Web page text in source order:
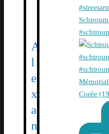
A
l
e
x
a
n
Corée